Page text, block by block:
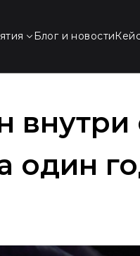
Блог и новости
внутри
один